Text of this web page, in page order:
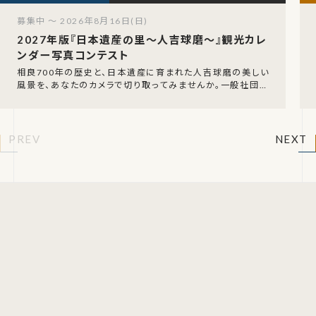
2027年版『日本遺産の里〜人吉球磨〜』観光カレ
ンダー写真コンテスト
相良700年の歴史と、日本遺産に育まれた人吉球磨の美しい
風景を、あなたのカメラで切り取ってみませんか。一般社団法
募集中 ～ 2026年8月16日(日)
PREV NEXT